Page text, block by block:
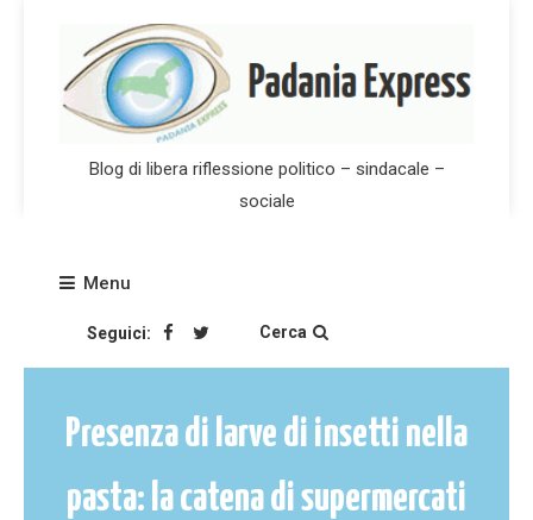
Blog di libera riflessione politico – sindacale –
sociale
Menu
Seguici: Cerca
Presenza di larve di insetti nella
pasta: la catena di supermercati